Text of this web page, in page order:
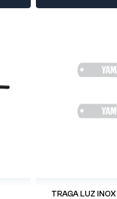
TRAGA LUZ